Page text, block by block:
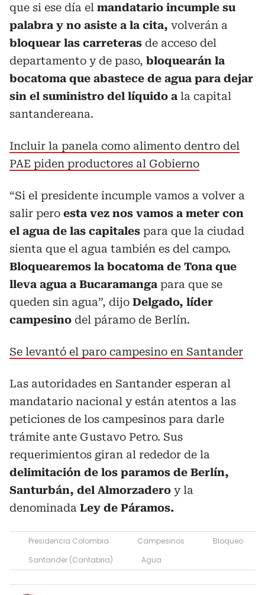
que si ese día el mandatario incumple su
palabra y no asiste a la cita, volverán a
bloquear las carreteras de acceso del
departamento y de paso, bloquearán la
bocatoma que abastece de agua para dejar
sin el suministro del líquido a la capital
santandereana.
Incluir la panela como alimento dentro del
PAE piden productores al Gobierno
“Si el presidente incumple vamos a volver a
salir pero esta vez nos vamos a meter con
el agua de las capitales para que la ciudad
sienta que el agua también es del campo.
Bloquearemos la bocatoma de Tona que
lleva agua a Bucaramanga para que se
queden sin agua”, dijo Delgado, líder
campesino del páramo de Berlín.
Se levantó el paro campesino en Santander
Las autoridades en Santander esperan al
mandatario nacional y están atentos a las
peticiones de los campesinos para darle
trámite ante Gustavo Petro. Sus
requerimientos giran al rededor de la
delimitación de los paramos de Berlín,
Santurbán, del Almorzadero y la
denominada Ley de Páramos.
Presidencia Colombia Campesinos
Bloqueo
Santander (Cantabria)
Agua